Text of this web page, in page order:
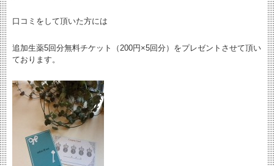
口コミをして頂いた方には
追加生薬5回分無料チケット（200円×5回分）をプレゼントさせて頂い
ております。